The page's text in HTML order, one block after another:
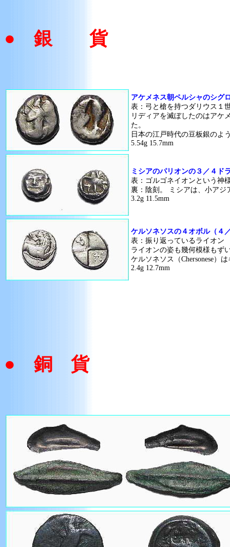
● 銀 貨
アケメネス朝ペルシャのシ
表：弓と槍を持つダリウス１
リディアを滅ぼしたのはア
た。
日本の江戸時代の豆板銀のよ
5.54g 15.7mm
ミシアのパリオンの３／４
表：ゴルゴネイオンという神
裏：陰刻。 ミシアは、小アジ
3.2g 11.5mm
ケルソネソスの４オボル（４
表：振り返っているライオ
ライオンの姿も幾何模様もず
ケルソネソス（Chersonese）
2.4g 12.7mm
● 銅 貨